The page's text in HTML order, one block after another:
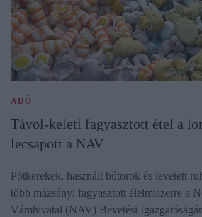
ADÓ
Távol-keleti fagyasztott étel a
lecsapott a NAV
Pótkerekek, használt bútorok és levetett
több mázsányi fagyasztott élelmiszerre a
Vámhivatal (NAV) Bevetési